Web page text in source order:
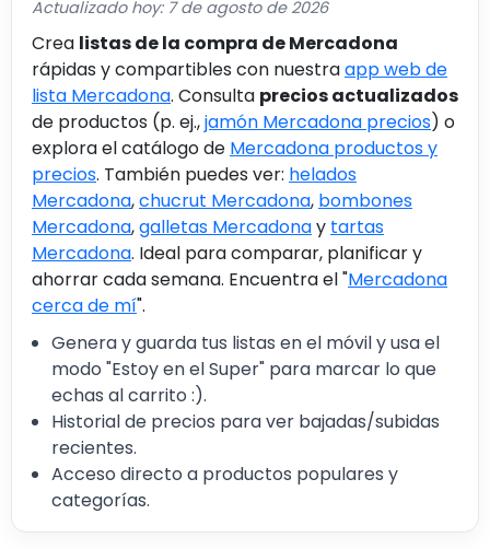
Actualizado hoy: 7 de agosto de 2026
Crea listas de la compra de Mercadona
rápidas y compartibles con nuestraapp web de
lista Mercadona. Consulta precios actualizados
de productos (p. ej.,jamón Mercadona precios) o
explora el catálogo de Mercadona productos y
precios. También puedes ver: helados
Mercadona,chucrut Mercadona, bombones
Mercadona,galletas Mercadonay tartas
Mercadona. Ideal para comparar, planificar y
ahorrar cada semana. Encuentra el "Mercadona
cerca de mí".
Genera y guarda tus listas en el móvil y usa el
modo "Estoy en el Super" para marcar lo que
echas al carrito :).
Historial de precios para ver bajadas/subidas
recientes.
Acceso directo a productos populares y
categorías.